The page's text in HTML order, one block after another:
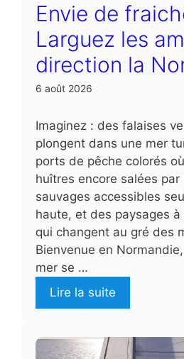
Envie de
Larguez les
direction la
6 août 2026
Imaginez : des falaises
plongent dans une mer
ports de pêche colorés
huîtres encore salées par
sauvages accessibles
haute, et des paysages
qui changent au gré des
Bienvenue en
mer se …
Lire la suite